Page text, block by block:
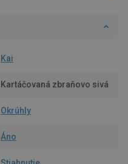
Kai
Kartáčovaná zbraňovo sivá
Okrúhly
Áno